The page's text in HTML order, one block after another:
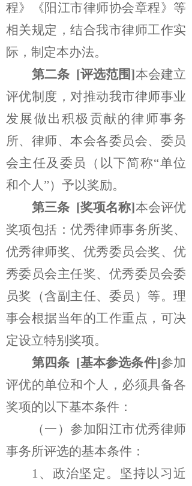
程》《阳江市律师协会章程》等
相关规定，结合我市律师工作实
际，制定本办法。
第二条 [评选范围]本会建立
评优制度，对推动我市律师事业
发展做出积极贡献的律师事务
所、律师、本会各委员会、委员
会主任及委员（以下简称“单位
和个人”）予以奖励。
第三条 [奖项名称]本会评优
奖项包括：优秀律师事务所奖、
优秀律师奖、优秀委员会奖、优
秀委员会主任奖、优秀委员会委
员奖（含副主任、委员）等。理
事会根据当年的工作重点，可决
定设立特别奖项。
第四条 [基本参选条件]参加
评优的单位和个人，必须具备各
奖项的以下基本条件：
（一）参加阳江市优秀律师
事务所评选的基本条件：
1、政治坚定。
坚持以习近